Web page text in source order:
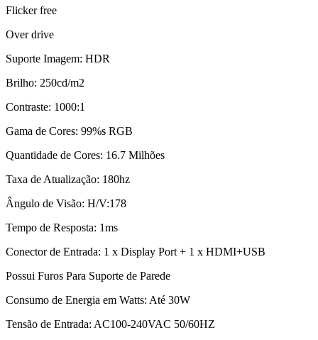
Flicker free
Over drive
Suporte Imagem: HDR
Brilho: 250cd/m2
Contraste: 1000:1
Gama de Cores: 99%s RGB
Quantidade de Cores: 16.7 Milhões
Taxa de Atualização: 180hz
Ângulo de Visão: H/V:178
Tempo de Resposta: 1ms
Conector de Entrada: 1 x Display Port + 1 x HDMI+USB
Possui Furos Para Suporte de Parede
Consumo de Energia em Watts: Até 30W
Tensão de Entrada: AC100-240VAC 50/60HZ